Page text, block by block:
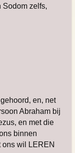
Sodom zelfs,
en, net
Abraham bij
en met die
binnen
wil LEREN